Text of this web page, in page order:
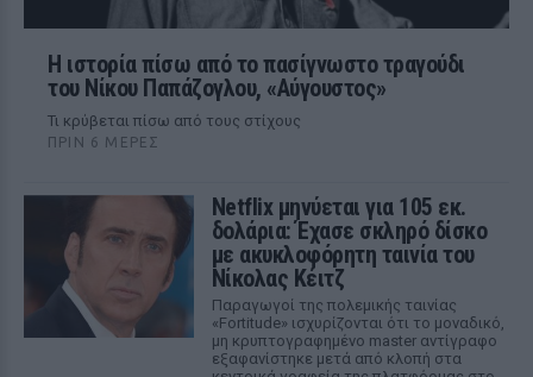
Η ιστορία πίσω από το πασίγνωστο τραγούδι
του Νίκου Παπάζογλου, «Αύγουστος»
Τι κρύβεται πίσω από τους στίχους
ΠΡΙΝ 6 ΜΈΡΕΣ
Netflix μηνύεται για 105 εκ.
δολάρια: Έχασε σκληρό δίσκο
με ακυκλοφόρητη ταινία του
Νίκολας Κέιτζ
Παραγωγοί της πολεμικής ταινίας
«Fortitude» ισχυρίζονται ότι το μοναδικό,
μη κρυπτογραφημένο master αντίγραφο
εξαφανίστηκε μετά από κλοπή στα